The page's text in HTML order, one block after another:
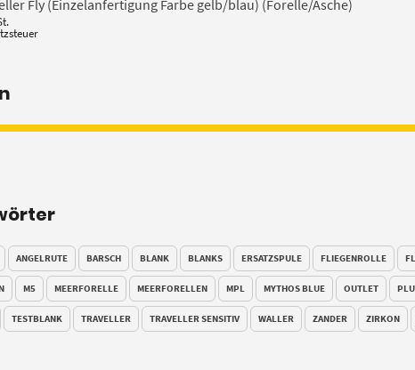
Fly (Einzelanfertigung Farbe gelb/blau) (Forelle/Äsche)
ANGELRUTE BARSCH BLANK BLANKS ERSATZSPULE FLIEGENROLLE
M5 MEERFORELLE MEERFORELLEN MPL MYTHOS BLUE OUTLET
TESTBLANK TRAVELLER TRAVELLER SENSITIV WALLER ZANDER ZIRKON